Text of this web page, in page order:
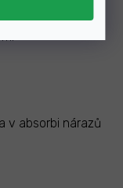
2x4 nebo
v absorbi nárazů